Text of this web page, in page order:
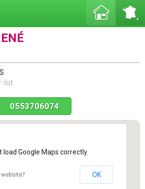
lot
0553706074
load Google Maps correctly.
OK